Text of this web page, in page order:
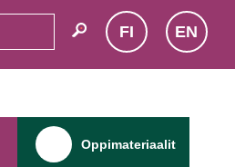
FI EN
Oppimateriaalit